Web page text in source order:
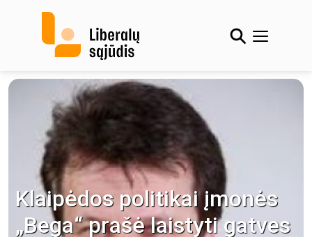
Klaipėdos politikai įmonės
„Bega“ prašė laistyti gatves